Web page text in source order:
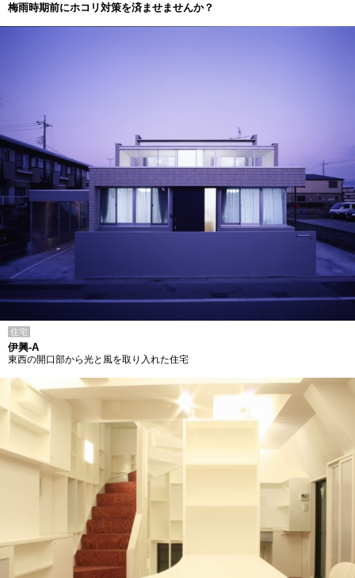
梅雨時期前にホコリ対策を済ませませんか？
住宅
伊興-A
東西の開口部から光と風を取り入れた住宅